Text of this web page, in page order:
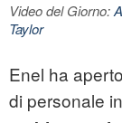
Video del Giorno:
Taylor
Enel ha
di personale